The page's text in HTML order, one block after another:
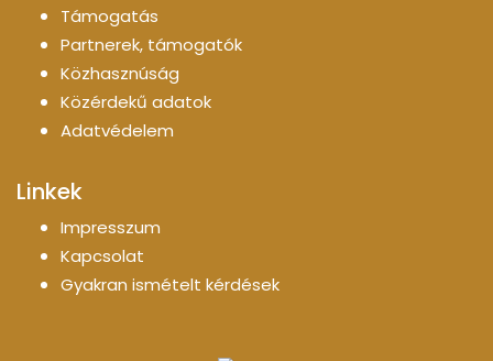
Támogatás
Partnerek, támogatók
Közhasznúság
Közérdekű adatok
Adatvédelem
Linkek
Impresszum
Kapcsolat
Gyakran ismételt kérdések